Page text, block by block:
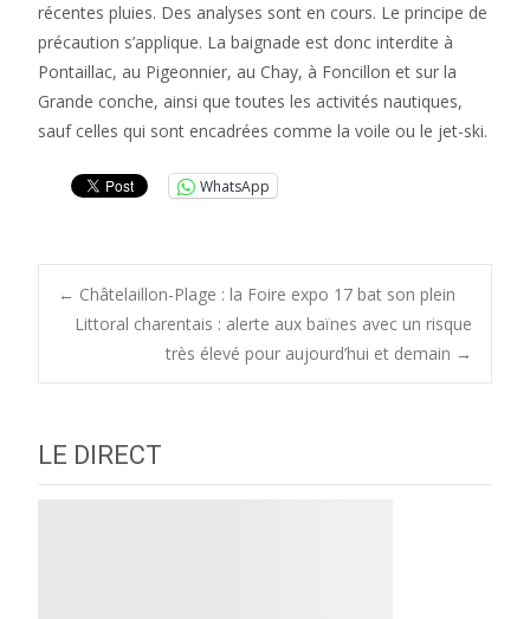
récentes pluies. Des analyses sont en cours. Le principe de
précaution s’applique. La baignade est donc interdite à
Pontaillac, au Pigeonnier, au Chay, à Foncillon et sur la
Grande conche, ainsi que toutes les activités nautiques,
sauf celles qui sont encadrées comme la voile ou le jet-ski.
WhatsApp
Post
navigation
← Châtelaillon-Plage : la Foire expo 17 bat son plein
Littoral charentais : alerte aux baïnes avec un risque
très élevé pour aujourd’hui et demain →
LE DIRECT